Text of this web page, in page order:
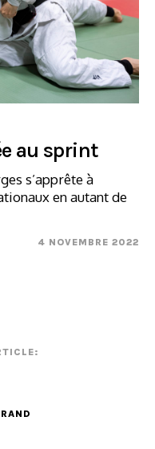
au sprint
s’apprête à
en autant de
4 NOVEMBRE 2022